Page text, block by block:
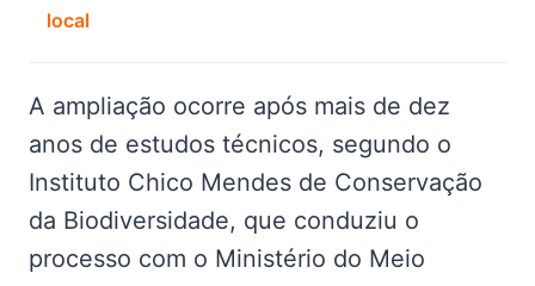
local
A ampliação ocorre após mais de dez
anos de estudos técnicos, segundo o
Instituto Chico Mendes de Conservação
da Biodiversidade, que conduziu o
processo com o Ministério do Meio